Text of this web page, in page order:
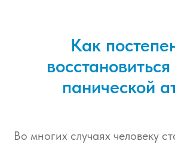
Как
панической
Во многих случаях человеку